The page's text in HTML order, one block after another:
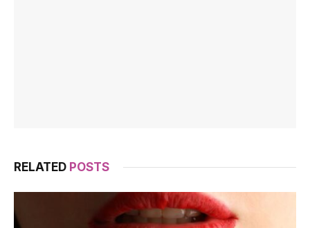
RELATED POSTS